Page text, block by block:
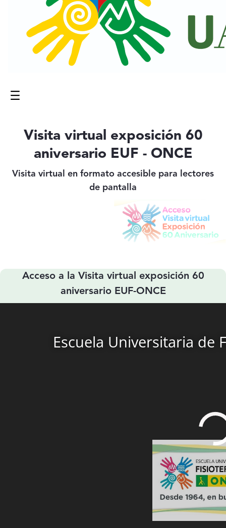
Visita virtual exposición 60
aniversario EUF - ONCE
Visita virtual en formato accesible para lectores
de pantalla
Acceso a la Visita virtual exposición 60
aniversario EUF-ONCE